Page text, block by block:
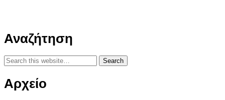
Αναζήτηση
Αρχείο